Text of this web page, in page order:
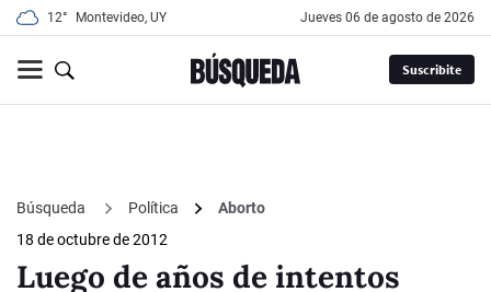
12° Montevideo, UY jueves 06 de agosto de 2026
Suscribite
Búsqueda Política
Aborto
18 de octubre de 2012
Luego de años de intentos